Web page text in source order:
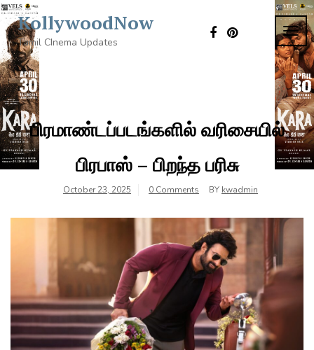
Skip
to
content
KollywoodNow
Tamil CInema Updates
பிரமாண்டப்படங்களில் வரிசையில்
பிரபாஸ் – பிறந்த பரிசு
October 23, 2025 0 Comments BY kwadmin